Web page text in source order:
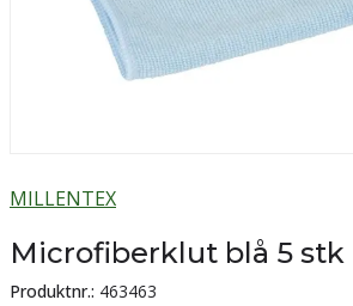
MILLENTEX
Microfiberklut blå 5 stk
Produktnr.: 463463